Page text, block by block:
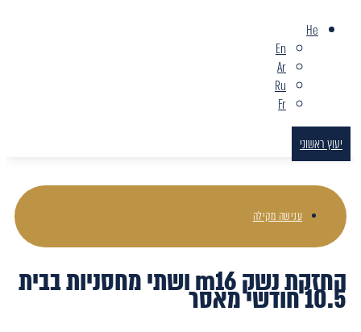
He
En
Ar
Ru
Fr
יעוץ ראשוני
ענישה מקילה
החזקת נשק m16 ושתי מחסניות בבית 10.5 חודשי מאסר